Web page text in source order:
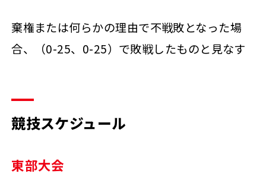
棄権または何らかの理由で不戦敗となった場
合、（0-25、0-25）で敗戦したものと見なす
競技スケジュール
東部大会